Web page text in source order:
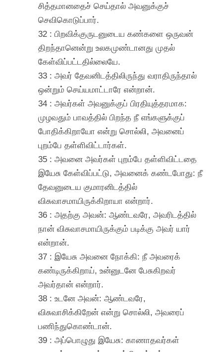
சித்தமானதைச் செய்தால் அவனுக்குச்
செவிகொடுப்பார்.
32 : பிறவிக்குருடனுடைய கண்களை ஒருவன்
திறந்தானென்று உலகமுண்டானது முதல்
கேள்விப்பட்டதில்லையே.
33 : அவர் தேவனிடத்திலிருந்து வராதிருந்தால்
ஒன்றும் செய்யமாட்டாரே என்றான்.
34 : அவர்கள் அவனுக்குப் பிரதியுத்தரமாக:
முழவதும் பாவத்தில் பிறந்த நீ எங்களுக்குப்
போதிக்கிறாயோ என்று சொல்லி, அவனைப்
புறம்பே தள்ளிவிட்டார்கள்.
35 : அவனை அவர்கள் புறம்பே தள்ளிவிட்டதை
இயேசு கேள்விப்பட்டு, அவனைக் கண்டபோது: நீ
தேவனுடைய குமாரனிடத்தில்
விசுவாசமாயிருக்கிறாயா என்றார்.
36 : அதற்கு அவன்: ஆண்டவரே, அவரிடத்தில்
நான் விசுவாசமாயிருக்கும் படிக்கு அவர் யார்
என்றான்.
37 : இயேசு அவனை நோக்கி: நீ அவரைக்
கண்டிருக்கிறாய், உன்னுடனே பேசுகிறவர்
அவர்தான் என்றார்.
38 : உடனே அவன்: ஆண்டவரே,
விசுவாசிக்கிறேன் என்று சொல்லி, அவரைப்
பணிந்துகொண்டான்.
39 : அப்பொழுது இயேசு: காணாதவர்கள்